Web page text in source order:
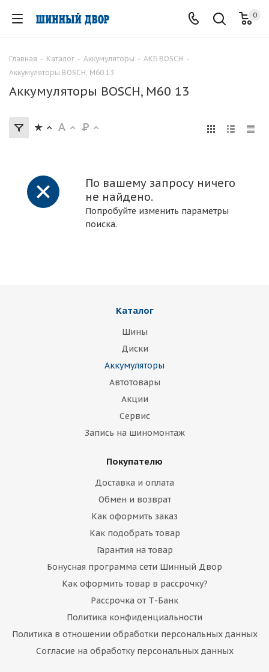
0
Главная - Каталог - Аккумуляторы - АКБ BOSCH -
Аккумуляторы BOSCH, M60 13
Аккумуляторы BOSCH, M60 13
По вашему запросу ничего
не найдено.
Попробуйте изменить параметры
поиска.
Каталог
Шины
Диски
Аккумуляторы
Автотовары
Акции
Сервис
Запись на шиномонтаж
Покупателю
Доставка и оплата
Обмен и возврат
Как оформить заказ
Как подобрать товар
Гарантия на товар
Бонусная программа сети Шинный Двор
Как оформить товар в рассрочку?
Рассрочка от Т-Банк
Политика конфиденциальности
Политика в отношении обработки персональных данных
Согласие на обработку персональных данных